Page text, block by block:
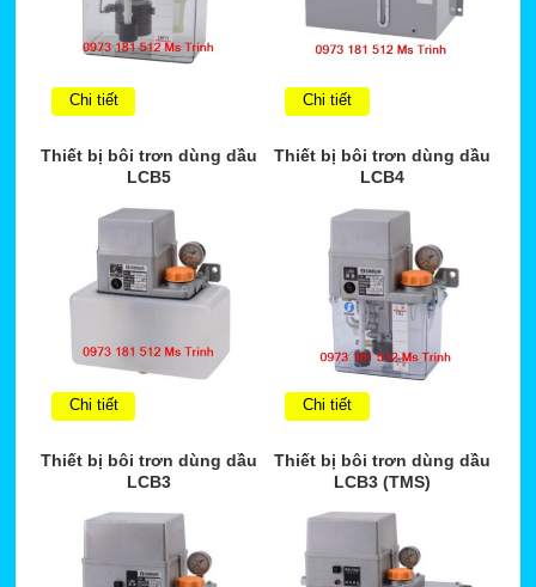
Chi tiết Chi tiết
Thiết bị bôi trơn dùng dầu
LCB5
Chi tiết
Thiết bị bôi trơn dùng dầu
LCB4
Chi tiết
Thiết bị bôi trơn dùng dầu
LCB3
Thiết bị bôi trơn dùng dầu
LCB3 (TMS)